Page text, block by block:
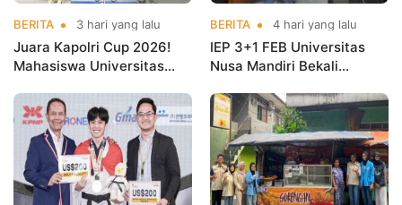
BERITA 3 hari yang lalu
Juara Kapolri Cup 2026!
Mahasiswa Universitas
Nama Kampus di Kejurnas
Taekwondo
BERITA 4 hari yang lalu
IEP 3+1 FEB Universitas
Nusa Mandiri Bekali
Kerja Sebelum Lulus